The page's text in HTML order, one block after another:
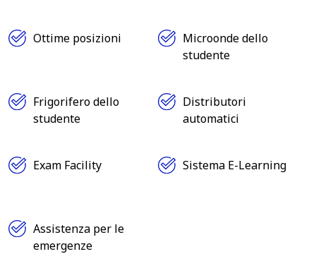
Ottime posizioni
Microonde dello
studente
Frigorifero dello
studente
Distributori
automatici
Exam Facility Sistema E-Learning
Assistenza per le
emergenze